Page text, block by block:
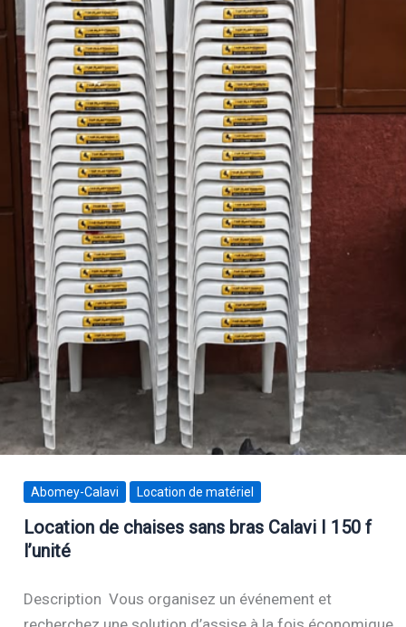
Abomey-Calavi Location de matériel
Location de chaises sans bras Calavi I 150 f
l’unité
Description Vous organisez un événement et